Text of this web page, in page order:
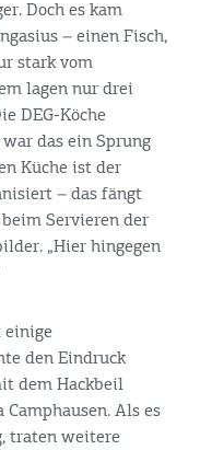
Doch es kam
– einen Fisch,
stark vom
lagen nur drei
DEG-Köche
das ein Sprung
Küche ist der
– das fängt
Servieren der
„Hier hingegen
einige
den Eindruck
dem Hackbeil
Als es
traten weitere